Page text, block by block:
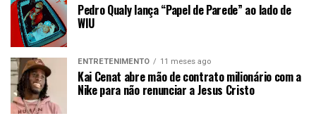
Pedro Qualy lança “Papel de Parede” ao lado de
WIU
ENTRETENIMENTO 11 meses ago
Kai Cenat abre mão de contrato milionário com a
Nike para não renunciar a Jesus Cristo